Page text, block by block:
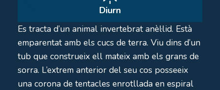
Diurn
Es tracta d’un animal invertebrat anèl·lid. Està
emparentat amb els cucs de terra. Viu dins d’un
tub que construeix ell mateix amb els grans de
sorra. L’extrem anterior del seu cos posseeix
una corona de tentacles enrotllada en espiral